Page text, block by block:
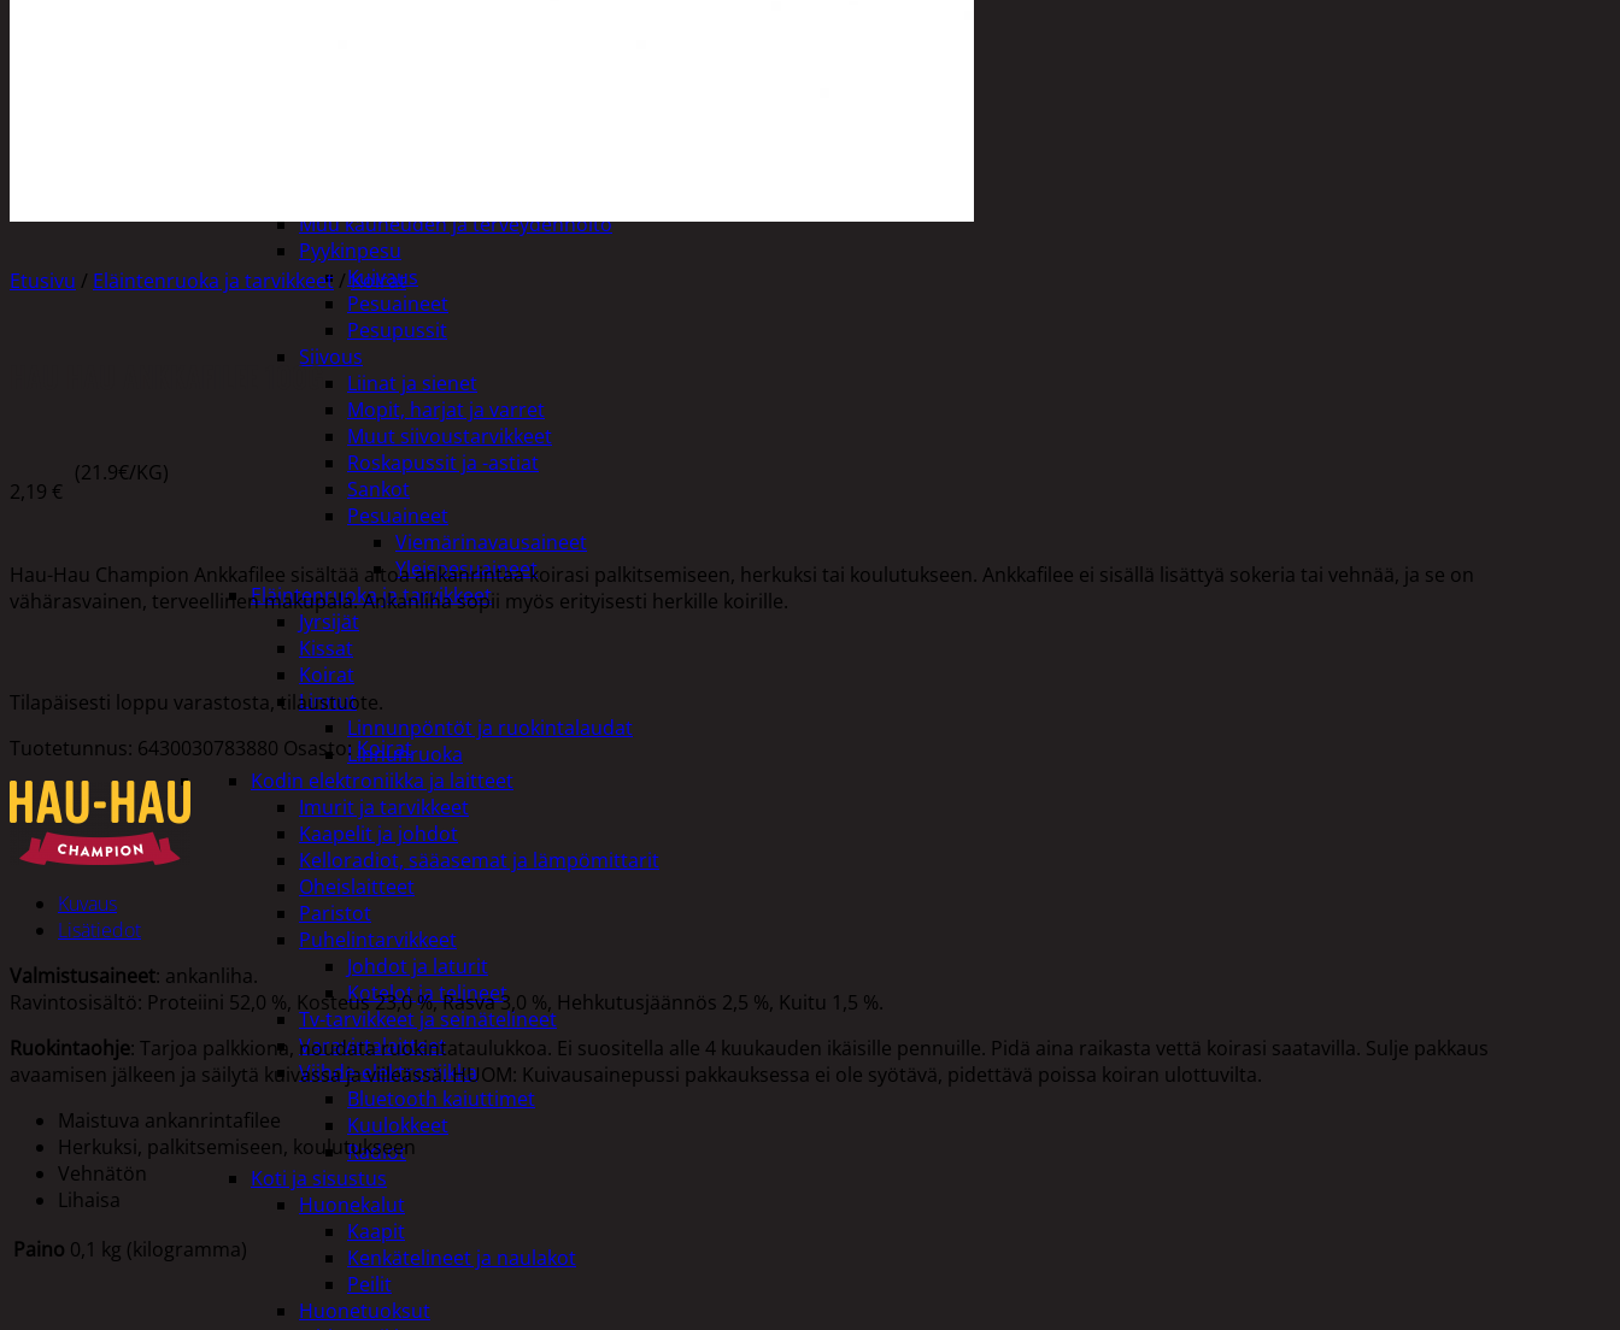
Muu kauneuden ja terveydenhoito
Pyykinpesu
Kuivaus
Pesuaineet
Pesupussit
Siivous
Liinat ja sienet
Mopit, harjat ja varret
Muut siivoustarvikkeet
Roskapussit ja -astiat
Sankot
Pesuaineet
Viemärinavausaineet
Yleispesuaineet
Eläintenruoka ja tarvikkeet
Jyrsijät
Kissat
Koirat
Linnut
Linnunpöntöt ja ruokintalaudat
Linnunruoka
Kodin elektroniikka ja laitteet
Imurit ja tarvikkeet
Kaapelit ja johdot
Kelloradiot, sääasemat ja lämpömittarit
Oheislaitteet
Paristot
Puhelintarvikkeet
Johdot ja laturit
Kotelot ja telineet
Tv-tarvikkeet ja seinätelineet
Varavirtalaitteet
Viihde-elektroniikka
Bluetooth kaiuttimet
Kuulokkeet
Radiot
Koti ja sisustus
Huonekalut
Kaapit
Kenkätelineet ja naulakot
Peilit
Huonetuoksut
Etusivu / Eläintenruoka ja tarvikkeet / Koirat
HAU HAU ANKKAFILEE 100G
2,19 €
(21.9€/KG)
Hau-Hau Champion Ankkafilee sisältää aitoa ankanrintaa koirasi palkitsemiseen, herkuksi tai koulutukseen. Ankkafilee ei sisällä lisättyä sokeria tai vehnää, ja se on
vähärasvainen, terveellinen makupala. Ankanliha sopii myös erityisesti herkille koirille.
Tilapäisesti loppu varastosta, tilaustuote.
Tuotetunnus: 6430030783880 Osasto: Koirat
Kuvaus
Lisätiedot
Valmistusaineet: ankanliha.
Ravintosisältö: Proteiini 52,0 %, Kosteus 23,0 %, Rasva 3,0 %, Hehkutusjäännös 2,5 %, Kuitu 1,5 %.
Ruokintaohje: Tarjoa palkkiona, noudata ruokintataulukkoa. Ei suositella alle 4 kuukauden ikäisille pennuille. Pidä aina raikasta vettä koirasi saatavilla. Sulje pakkaus
avaamisen jälkeen ja säilytä kuivassa ja viileässä. HUOM: Kuivausainepussi pakkauksessa ei ole syötävä, pidettävä poissa koiran ulottuvilta.
Maistuva ankanrintafilee
Herkuksi, palkitsemiseen, koulutukseen
Vehnätön
Lihaisa
Paino 0,1 kg (kilogramma)